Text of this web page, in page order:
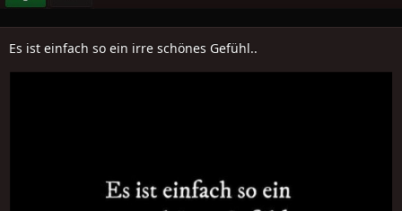
Es ist einfach so ein irre schönes Gefühl..